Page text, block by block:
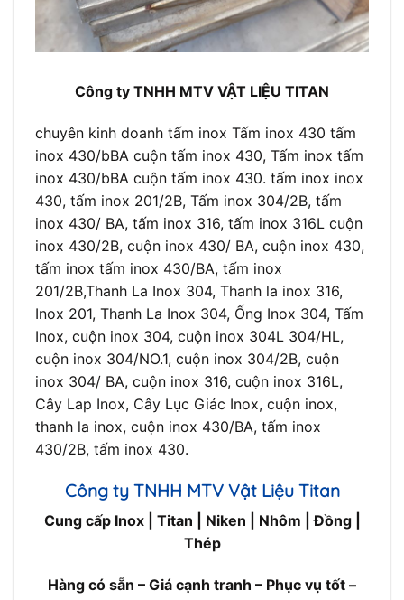
Công ty TNHH MTV VẬT LIỆU TITAN
chuyên kinh doanh tấm inox Tấm inox 430 tấm
inox 430/bBA cuộn tấm inox 430, Tấm inox tấm
inox 430/bBA cuộn tấm inox 430. tấm inox inox
430, tấm inox 201/2B, Tấm inox 304/2B, tấm
inox 430/ BA, tấm inox 316, tấm inox 316L cuộn
inox 430/2B, cuộn inox 430/ BA, cuộn inox 430,
tấm inox tấm inox 430/BA, tấm inox
201/2B,Thanh La Inox 304, Thanh la inox 316,
Inox 201, Thanh La Inox 304, Ống Inox 304, Tấm
Inox, cuộn inox 304, cuộn inox 304L 304/HL,
cuộn inox 304/NO.1, cuộn inox 304/2B, cuộn
inox 304/ BA, cuộn inox 316, cuộn inox 316L,
Cây Lap Inox, Cây Lục Giác Inox, cuộn inox,
thanh la inox, cuộn inox 430/BA, tấm inox
430/2B, tấm inox 430.
Công ty TNHH MTV Vật Liệu Titan
Cung cấp Inox | Titan | Niken | Nhôm | Đồng |
Thép
Hàng có sẵn – Giá cạnh tranh – Phục vụ tốt –